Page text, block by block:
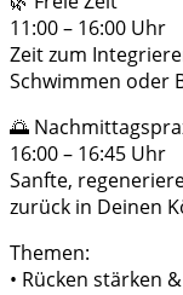
11:00 – 16:00 Uhr
Zeit zum
Schwimmen oder
🌅
16:00 – 16:45 Uhr
Sanfte,
zurück in Deinen
Themen:
• Rücken stärken